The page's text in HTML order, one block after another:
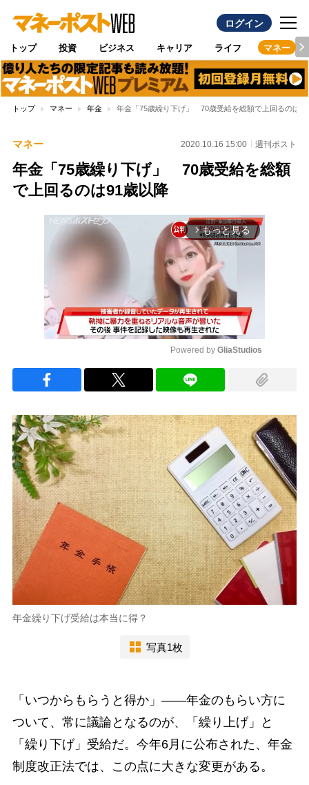
ログイン
トップ 投資 ビジネス キャリア ライフ マネー
トップ マネー 年金 年金「75歳繰り下げ」 70歳受給を総額で上回るのは
マネー 2020.10.16 15:00 週刊ポスト
年金「75歳繰り下げ」 70歳受給を総額
で上回るのは91歳以降
arrow_forward_ios もっと見る
Powered by GliaStudios
年金繰り下げ受給は本当に得？
写真1枚
「いつからもらうと得か」――年金のもらい方に
ついて、常に議論となるのが、「繰り上げ」と
「繰り下げ」受給だ。今年6月に公布された、年金
制度改正法では、この点に大きな変更がある。